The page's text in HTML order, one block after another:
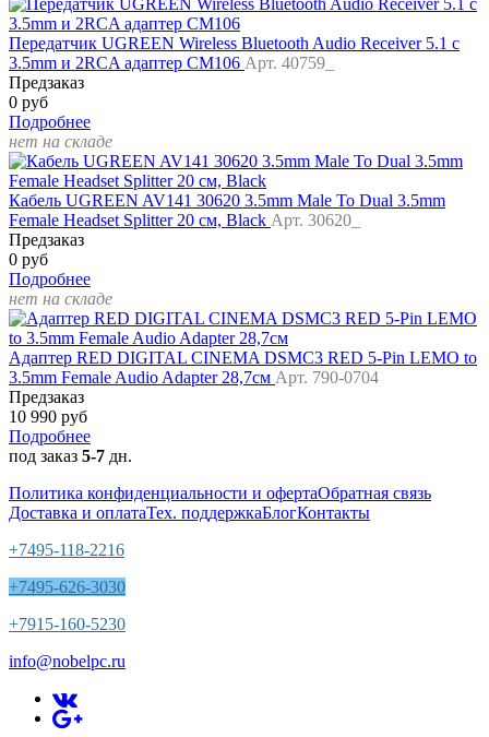
Передатчик UGREEN Wireless Bluetooth Audio Receiver 5.1 с
3.5mm и 2RCA адаптер CM106 Арт. 40759_
Предзаказ
0 руб
Подробнее
нет на складе
Кабель UGREEN AV141 30620 3.5mm Male To Dual 3.5mm
Female Headset Splitter 20 см, Black Арт. 30620_
Предзаказ
0 руб
Подробнее
нет на складе
Адаптер RED DIGITAL CINEMA DSMC3 RED 5-Pin LEMO to
3.5mm Female Audio Adapter 28,7см Арт. 790-0704
Предзаказ
10 990 руб
Подробнее
под заказ 5-7 дн.
Политика конфиденциальности и офертаОбратная связь
Доставка и оплатаТех. поддержкаБлогКонтакты
+7495-118-2216
+7495-626-3030
+7915-160-5230
info@nobelpc.ru